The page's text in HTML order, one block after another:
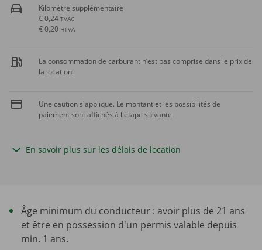
Kilomètre supplémentaire
€ 0,24 TVAC
€ 0,20 HTVA
La consommation de carburant n’est pas comprise dans le prix de
la location.
Une caution s'applique. Le montant et les possibilités de
paiement sont affichés à l'étape suivante.
En savoir plus sur les délais de location
Âge minimum du conducteur : avoir plus de 21 ans
et être en possession d'un permis valable depuis
min. 1 ans.